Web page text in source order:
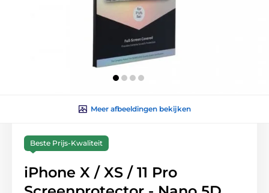
Meer afbeeldingen bekijken
Beste Prijs-Kwaliteit
iPhone X / XS / 11 Pro